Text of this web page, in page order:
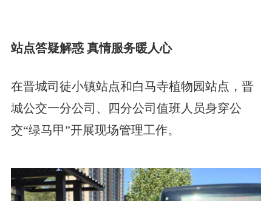
站点答疑解惑 真情服务暖人心
在晋城司徒小镇站点和白马寺植物园站点，晋
城公交一分公司、四分公司值班人员身穿公
交“绿马甲”开展现场管理工作。